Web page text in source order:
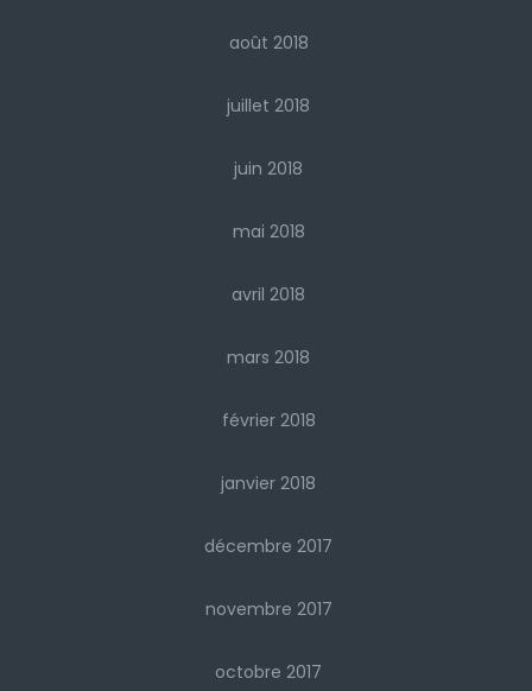
août 2018
juillet 2018
juin 2018
mai 2018
avril 2018
mars 2018
février 2018
janvier 2018
décembre 2017
novembre 2017
octobre 2017